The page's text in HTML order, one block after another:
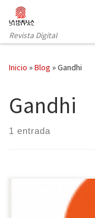
Saltar al contenido
Revista Digital
Inicio »Blog »Gandhi
Gandhi
1 entrada